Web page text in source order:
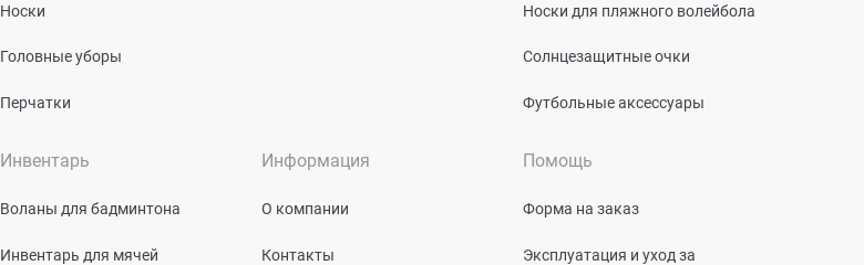
Носки
Головные уборы
Перчатки
Носки для пляжного волейбола
Солнцезащитные очки
Футбольные аксессуары
Инвентарь
Воланы для бадминтона
Инвентарь для мячей
Информация
О компании
Контакты
Помощь
Форма на заказ
Эксплуатация и уход за